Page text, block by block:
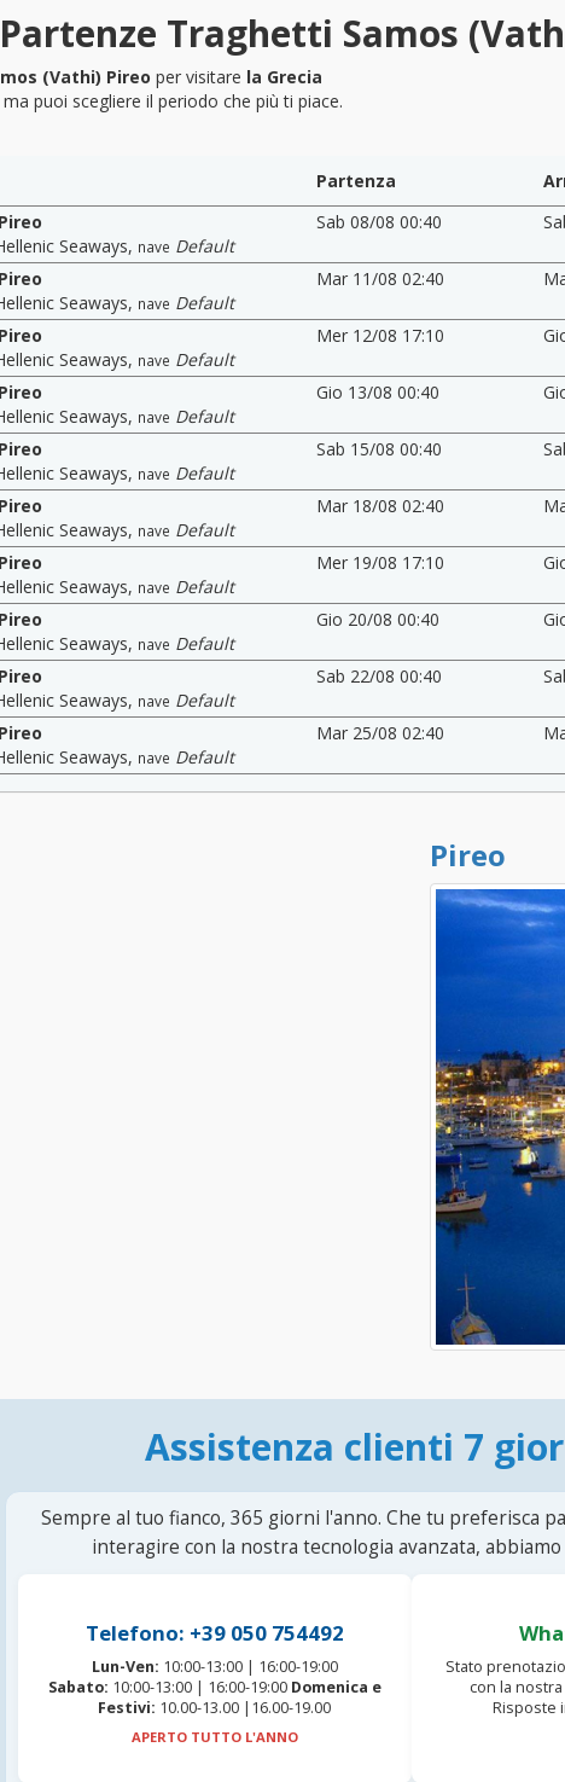
Traghetti Samos
(Vathi) Pireo per visitare la Grecia
puoi scegliere il periodo che più ti piace.
Partenza
Seaways, nave Default
Sab 08/08 00:40
Seaways, nave Default
Mar 11/08 02:40
Seaways, nave Default
Mer 12/08 17:10
Seaways, nave Default
Gio 13/08 00:40
Seaways, nave Default
Sab 15/08 00:40
Seaways, nave Default
Mar 18/08 02:40
Seaways, nave Default
Mer 19/08 17:10
Seaways, nave Default
Gio 20/08 00:40
Seaways, nave Default
Sab 22/08 00:40
Seaways, nave Default
Mar 25/08 02:40
Pireo
Assistenza clienti 7
Sempre al tuo fianco, 365 giorni l'anno. Che tu preferisca
interagire con la nostra tecnologia avanzata,
Telefono: +39 050 754492
Lun-Ven: 10:00-13:00 | 16:00-19:00
Sabato: 10:00-13:00 | 16:00-19:00 Domenica e
Festivi: 10.00-13.00 |16.00-19.00
APERTO TUTTO L'ANNO
Stato
con la nostra
Risposte